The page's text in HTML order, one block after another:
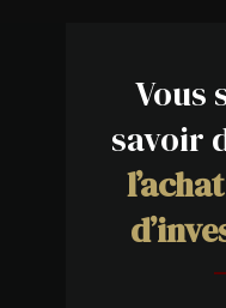
Vous
savoir